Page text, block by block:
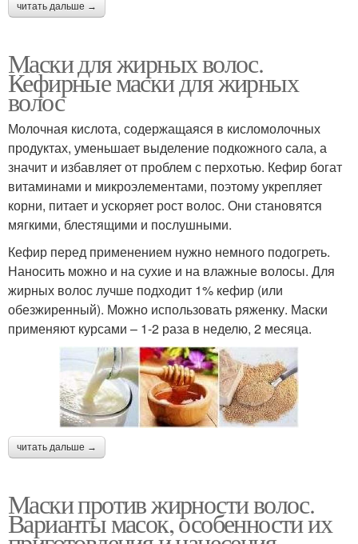
читать дальше →
Маски для жирных волос.
Кефирные маски для жирных
волос
Молочная кислота, содержащаяся в кисломолочных
продуктах, уменьшает выделение подкожного сала, а
значит и избавляет от проблем с перхотью. Кефир богат
витаминами и микроэлементами, поэтому укрепляет
корни, питает и ускоряет рост волос. Они становятся
мягкими, блестящими и послушными.
Кефир перед применением нужно немного подогреть.
Наносить можно и на сухие и на влажные волосы. Для
жирных волос лучше подходит 1% кефир (или
обезжиренный). Можно использовать ряженку. Маски
применяют курсами – 1-2 раза в неделю, 2 месяца.
читать дальше →
Маски против жирности волос.
Варианты масок, особенности их